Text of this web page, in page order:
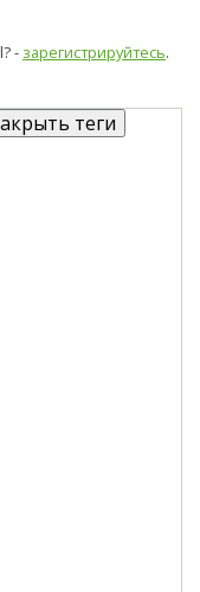
- зарегистрируйтесь.